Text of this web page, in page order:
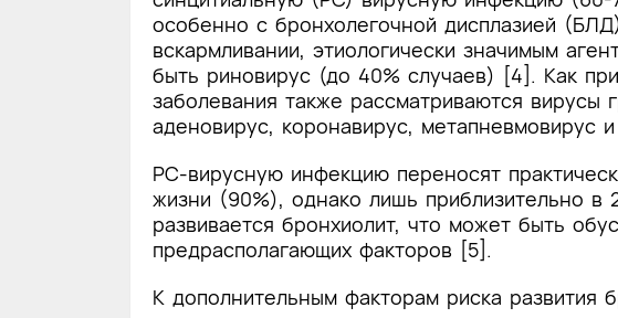
особенно с бронхолегочной дисплазией
вскармливании, этиологически значимым
быть риновирус (до 40% случаев) [4]. Как
заболевания также рассматриваются вирусы
аденовирус, коронавирус, метапневмовирус
РС-вирусную инфекцию переносят
жизни (90%), однако лишь приблизительно в
развивается бронхиолит, что может быть
предрасполагающих факторов [5].
К дополнительным факторам риска развития